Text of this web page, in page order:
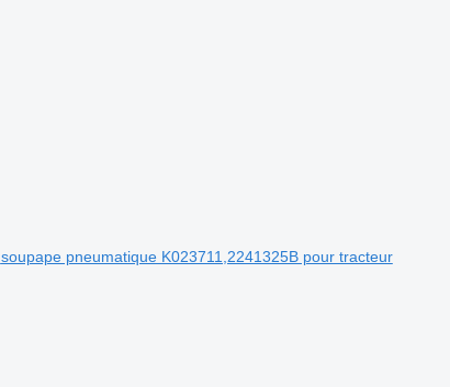
soupape pneumatique K023711,2241325B pour tracteur